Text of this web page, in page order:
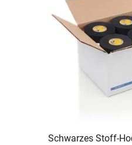
Schwarzes Stoff-